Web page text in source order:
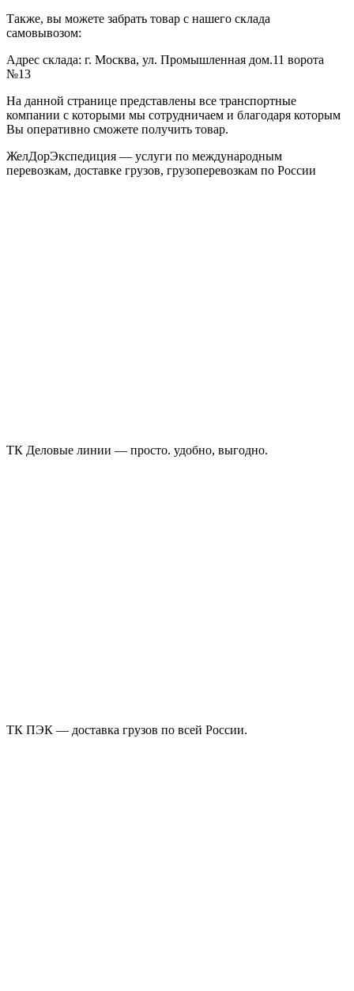
Также, вы можете забрать товар с нашего склада
самовывозом:
Адрес склада: г. Москва, ул. Промышленная дом.11 ворота
№13
На данной странице представлены все транспортные
компании с которыми мы сотрудничаем и благодаря которым
Вы оперативно сможете получить товар.
ЖелДорЭкспедиция — услуги по международным
перевозкам, доставке грузов, грузоперевозкам по России
ТК Деловые линии — просто. удобно, выгодно.
ТК ПЭК — доставка грузов по всей России.